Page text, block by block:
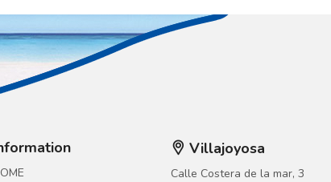
Villajoyosa
Calle Costera de la mar, 3